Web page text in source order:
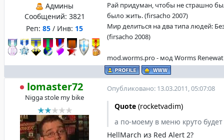
Админы
Сообщений: 3821
Реп: 85 / Инв: 15
Рай придуман, чтобы не страшно
было жить. (firsacho 2007)
Мир делиться на два типа людей:
(firsacho 2008)
mod.worms.pro - мод Worms
lomaster72
Nigga stole my bike
Опубликовано: 13.03.2011, 05:07:08
Quote (rocketvadim)
а по-моему в меню круто
HellMarch из Red Alert 2?